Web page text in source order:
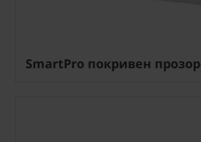
SmartPro покривен